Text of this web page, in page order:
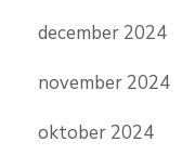
december 2024
november 2024
oktober 2024